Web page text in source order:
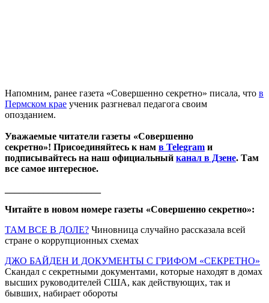
Напомним, ранее газета «Совершенно секретно» писала, что в
Пермском крае ученик разгневал педагога своим
опозданием.
Уважаемые читатели газеты «Совершенно
секретно»! Присоединяйтесь к нам в Telegram и
подписывайтесь на наш официальный канал в Дзене. Там
все самое интересное.
Читайте в новом номере газеты «Совершенно секретно»:
ТАМ ВСЕ В ДОЛЕ? Чиновница случайно рассказала всей
стране о коррупционных схемах
ДЖО БАЙДЕН И ДОКУМЕНТЫ С ГРИФОМ «СЕКРЕТНО»
Скандал с секретными документами, которые находят в домах
высших руководителей США, как действующих, так и
бывших, набирает обороты